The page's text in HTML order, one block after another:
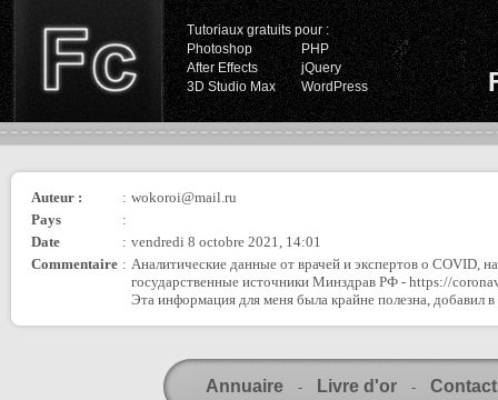
Tutoriaux gratuits pour :
Photoshop
PHP
After Effects
jQuery
3D Studio Max
WordPress
Auteur : : wokoroi@mail.ru
Pays
:
Date
: vendredi 8 octobre 2021, 14:01
Commentaire : Аналитические данные от врачей и экспертов о COVID,
государственные источники Минздрав РФ - https://
Эта информация для меня была крайне полезна, добавил в
Annuaire - Livre d'or - Contact